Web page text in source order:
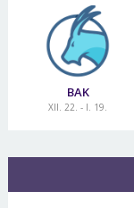
BAK
XII. 22. - I. 19.